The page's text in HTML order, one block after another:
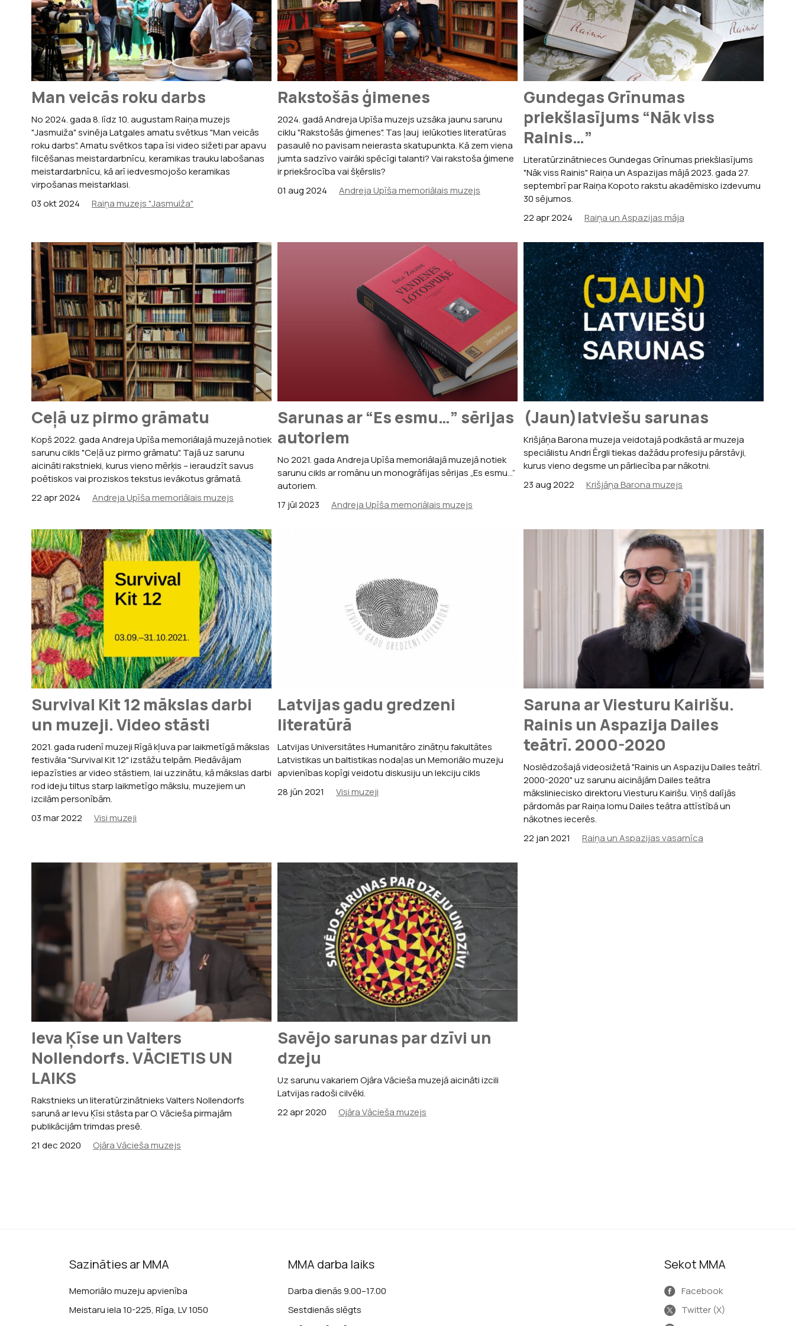
Raiņa un Aspazijas muzejs Šveicē
Jaņa Rozentāla un Rūdolfa Blaumaņa muzejs
Andreja Upīša memoriālais muzejs
Andreja Upīša memoriālā māja
Ojāra Vācieša muzejs
Andrejs Upīts
Ojārs Vācietis
Viegli lasīt
Sarunas
Mācību materiāli
Man veicās roku darbs
No 2024. gada 8. līdz 10. augustam Raiņa muzejs
"Jasmuiža" svinēja Latgales amatu svētkus "Man veicās
roku darbs". Amatu svētkos tapa īsi video sižeti par apavu
filcēšanas meistardarbnīcu, keramikas trauku labošanas
meistardarbnīcu, kā arī iedvesmojošo keramikas
virpošanas meistarklasi.
03 okt 2024
Raiņa muzejs "Jasmuiža"
Rakstošās ģimenes
2024. gadā Andreja Upīša muzejs uzsāka jaunu sarunu
ciklu "Rakstošās ģimenes". Tas ļauj ielūkoties literatūras
pasaulē no pavisam neierasta skatupunkta. Kā zem viena
jumta sadzīvo vairāki spēcīgi talanti? Vai rakstoša ģimene
ir priekšrocība vai šķērslis?
01 aug 2024
Andreja Upīša memoriālais muzejs
Gundegas Grīnumas
priekšlasījums “Nāk viss
Rainis…”
Literatūrzinātnieces Gundegas Grīnumas priekšlasījums
"Nāk viss Rainis" Raiņa un Aspazijas mājā 2023. gada 27.
septembrī par Raiņa Kopoto rakstu akadēmisko izdevumu
30 sējumos.
22 apr 2024
Raiņa un Aspazijas māja
Ceļā uz pirmo grāmatu
Kopš 2022. gada Andreja Upīša memoriālajā muzejā notiek
sarunu cikls "Ceļā uz pirmo grāmatu". Tajā uz sarunu
aicināti rakstnieki, kurus vieno mērķis – ieraudzīt savus
poētiskos vai proziskos tekstus ievākotus grāmatā.
22 apr 2024
Andreja Upīša memoriālais muzejs
Sarunas ar “Es esmu…” sērijas
autoriem
No 2021. gada Andreja Upīša memoriālajā muzejā notiek
sarunu cikls ar romānu un monogrāfijas sērijas „Es esmu...”
autoriem.
17 jūl 2023
Andreja Upīša memoriālais muzejs
(Jaun)latviešu sarunas
Krišjāņa Barona muzeja veidotajā podkāstā ar muzeja
speciālistu Andri Ērgli tiekas dažādu profesiju pārstāvji,
kurus vieno degsme un pārliecība par nākotni.
23 aug 2022
Krišjāņa Barona muzejs
Survival Kit 12 mākslas darbi
un muzeji. Video stāsti
2021. gada rudenī muzeji Rīgā kļuva par laikmetīgā mākslas
festivāla "Survival Kit 12" izstāžu telpām. Piedāvājam
iepazīsties ar video stāstiem, lai uzzinātu, kā mākslas darbi
rod ideju tiltus starp laikmetīgo mākslu, muzejiem un
izcilām personībām.
03 mar 2022
Visi muzeji
Latvijas gadu gredzeni
literatūrā
Latvijas Universitātes Humanitāro zinātņu fakultātes
Latvistikas un baltistikas nodaļas un Memoriālo muzeju
apvienības kopīgi veidotu diskusiju un lekciju cikls
28 jūn 2021
Visi muzeji
Saruna ar Viesturu Kairišu.
Rainis un Aspazija Dailes
teātrī. 2000-2020
Noslēdzošajā videosižetā "Rainis un Aspaziju Dailes teātrī.
2000-2020" uz sarunu aicinājām Dailes teātra
māksliniecisko direktoru Viesturu Kairišu. Viņš dalījās
pārdomās par Raiņa lomu Dailes teātra attīstībā un
nākotnes iecerēs.
22 jan 2021
Raiņa un Aspazijas vasarnīca
Ieva Ķīse un Valters
Nollendorfs. VĀCIETIS UN
LAIKS
Rakstnieks un literatūrzinātnieks Valters Nollendorfs
sarunā ar Ievu Ķīsi stāsta par O. Vācieša pirmajām
publikācijām trimdas presē.
21 dec 2020
Ojāra Vācieša muzejs
Savējo sarunas par dzīvi un
dzeju
Uz sarunu vakariem Ojāra Vācieša muzejā aicināti izcili
Latvijas radoši cilvēki.
22 apr 2020
Ojāra Vācieša muzejs
Sazināties ar MMA
Memoriālo muzeju apvienība
Meistaru iela 10-225, Rīga, LV 1050
MMA darba laiks
Darba dienās 9.00–17.00
Sestdienās slēgts
Sekot MMA
Facebook
Twitter (X)